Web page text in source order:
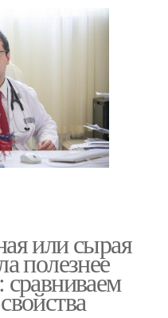
или сырая
полезнее
сравниваем